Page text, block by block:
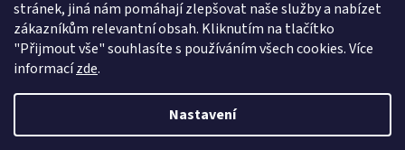
stránek, jiná nám pomáhají zlepšovat naše služby a nabízet
zákazníkům relevantní obsah. Kliknutím na tlačítko
"Přijmout vše" souhlasíte s používáním všech cookies.Více
informacízde.
Nastavení
wanteddogcz
Vytvořil Shoptet